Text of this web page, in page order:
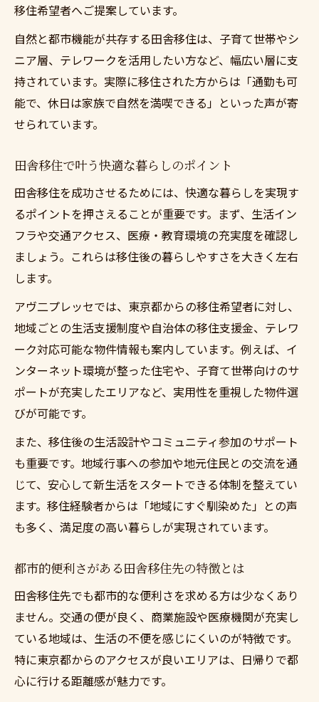
移住希望者へご提案しています。
自然と都市機能が共存する田舎移住は、子育て世帯やシ
ニア層、テレワークを活用したい方など、幅広い層に支
持されています。実際に移住された方からは「通勤も可
能で、休日は家族で自然を満喫できる」といった声が寄
せられています。
田舎移住で叶う快適な暮らしのポイント
田舎移住を成功させるためには、快適な暮らしを実現す
るポイントを押さえることが重要です。まず、生活イン
フラや交通アクセス、医療・教育環境の充実度を確認し
ましょう。これらは移住後の暮らしやすさを大きく左右
します。
アヴ二プレッセでは、東京都からの移住希望者に対し、
地域ごとの生活支援制度や自治体の移住支援金、テレワ
ーク対応可能な物件情報も案内しています。例えば、イ
ンターネット環境が整った住宅や、子育て世帯向けのサ
ポートが充実したエリアなど、実用性を重視した物件選
びが可能です。
また、移住後の生活設計やコミュニティ参加のサポート
も重要です。地域行事への参加や地元住民との交流を通
じて、安心して新生活をスタートできる体制を整えてい
ます。移住経験者からは「地域にすぐ馴染めた」との声
も多く、満足度の高い暮らしが実現されています。
都市的便利さがある田舎移住先の特徴とは
田舎移住先でも都市的な便利さを求める方は少なくあり
ません。交通の便が良く、商業施設や医療機関が充実し
ている地域は、生活の不便を感じにくいのが特徴です。
特に東京都からのアクセスが良いエリアは、日帰りで都
心に行ける距離感が魅力です。